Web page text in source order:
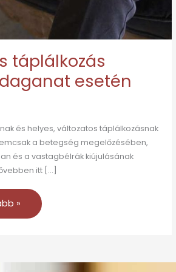
táplálkozás
esetén
és helyes, változatos táplálkozásnak
a betegség megelőzésében,
és a vastagbélrák kiújulásának
itt […]
»